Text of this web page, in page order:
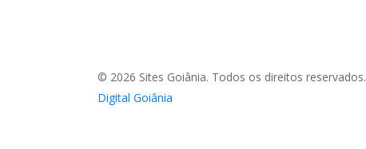
© 2026 Sites Goiânia. Todos os direitos reservados.
Digital Goiânia